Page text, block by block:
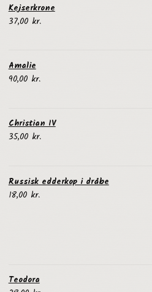
Kejserkrone
37,00 kr.
Amalie
90,00 kr.
Christian IV
35,00 kr.
Russisk edderkop i dråbe
18,00 kr.
Teodora